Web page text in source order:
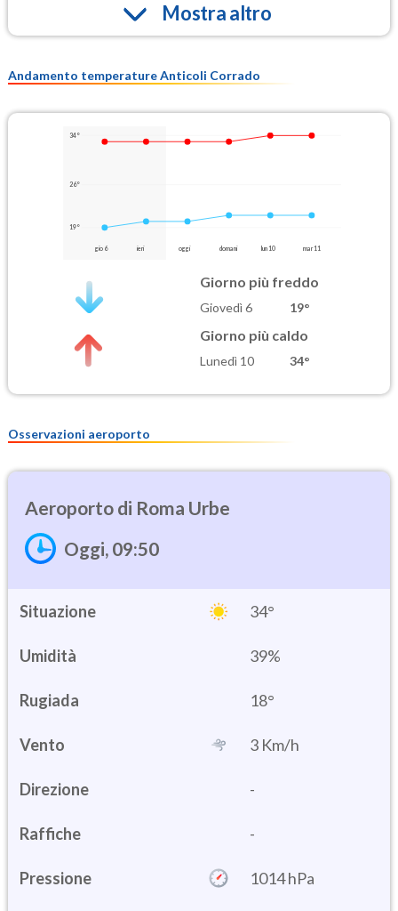
Mostra altro
Andamento temperature Anticoli Corrado
34°
26°
19°
gio 6 ieri oggi domani lun 10 mar 11
Giorno più freddo
Giovedì 6 19°
Giorno più caldo
Lunedì 10 34°
Osservazioni aeroporto
Roma Urbe
Oggi, 09:50
Situazione 34°
Umidità 39%
18°
Vento 3 Km/h
Direzione -
Raffiche -
Pressione 1014 hPa